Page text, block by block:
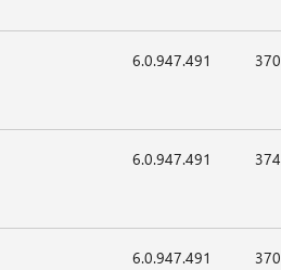
6.0.947.491
6.0.947.491
6.0.947.491